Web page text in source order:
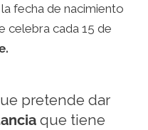
fecha de nacimiento
celebra cada 15 de
pretende dar
que tiene